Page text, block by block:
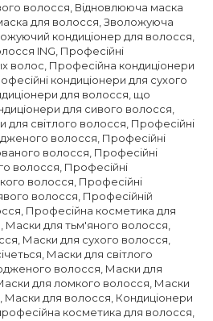
волосся, Відновлююча маска
для волосся,Зволожуюча
кондиціонер для волосся,
ING, Професійні
волос, Професійна кондиціонери
кондиціонери для сухого
для волосся, що
для сивого волосся,
для світлого волосся, Професійні
волосся, Професійні
волосся, Професійні
волосся, Професійні
волосся, Професійні
волосся, Професійній
, Професійна косметика для
, Маски для тьм'яного волосся,
, Маски для сухого волосся,
, Маски для світлого
волосся, Маски для
для ломкого волосся, Маски
, Маски для волосся, Кондиціонери
професійна косметика для волосся,